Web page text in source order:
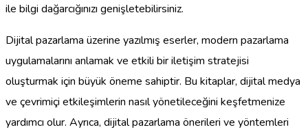
ile bilgi dağarcığınızı genişletebilirsiniz.
Dijital pazarlama üzerine yazılmış eserler, modern pazarlama
uygulamalarını anlamak ve etkili bir iletişim stratejisi
oluşturmak için büyük öneme sahiptir. Bu kitaplar, dijital medya
ve çevrimiçi etkileşimlerin nasıl yönetileceğini keşfetmenize
yardımcı olur. Ayrıca, dijital pazarlama önerileri ve yöntemleri